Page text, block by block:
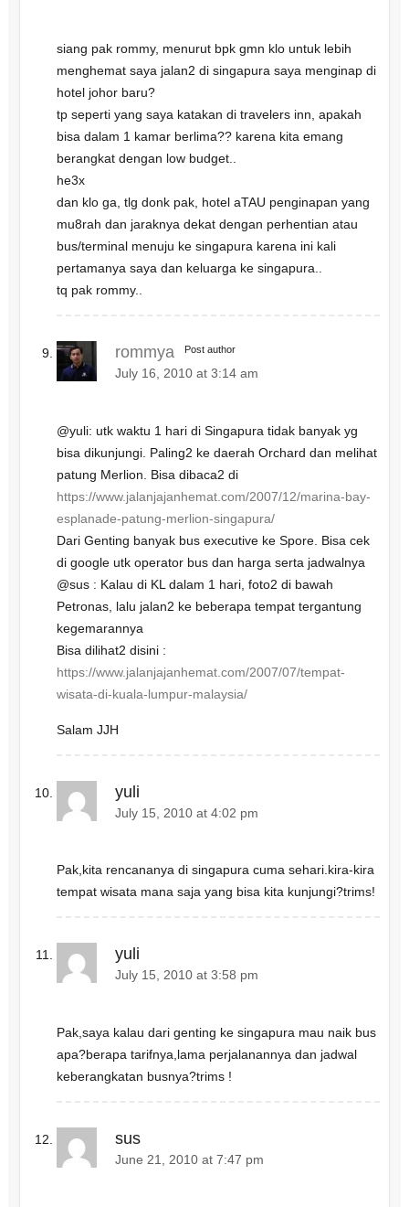
siang pak rommy, menurut bpk gmn klo untuk lebih
menghemat saya jalan2 di singapura saya menginap di
hotel johor baru?
tp seperti yang saya katakan di travelers inn, apakah
bisa dalam 1 kamar berlima?? karena kita emang
berangkat dengan low budget..
he3x
dan klo ga, tlg donk pak, hotel aTAU penginapan yang
mu8rah dan jaraknya dekat dengan perhentian atau
bus/terminal menuju ke singapura karena ini kali
pertamanya saya dan keluarga ke singapura..
tq pak rommy..
rommya Post author
July 16, 2010 at 3:14 am
@yuli: utk waktu 1 hari di Singapura tidak banyak yg
bisa dikunjungi. Paling2 ke daerah Orchard dan melihat
patung Merlion. Bisa dibaca2 di
https://www.jalanjajanhemat.com/2007/12/marina-bay-
esplanade-patung-merlion-singapura/
Dari Genting banyak bus executive ke Spore. Bisa cek
di google utk operator bus dan harga serta jadwalnya
@sus : Kalau di KL dalam 1 hari, foto2 di bawah
Petronas, lalu jalan2 ke beberapa tempat tergantung
kegemarannya
Bisa dilihat2 disini :
https://www.jalanjajanhemat.com/2007/07/tempat-
wisata-di-kuala-lumpur-malaysia/
Salam JJH
yuli
July 15, 2010 at 4:02 pm
Pak,kita rencananya di singapura cuma sehari.kira-kira
tempat wisata mana saja yang bisa kita kunjungi?trims!
yuli
July 15, 2010 at 3:58 pm
Pak,saya kalau dari genting ke singapura mau naik bus
apa?berapa tarifnya,lama perjalanannya dan jadwal
keberangkatan busnya?trims !
sus
June 21, 2010 at 7:47 pm